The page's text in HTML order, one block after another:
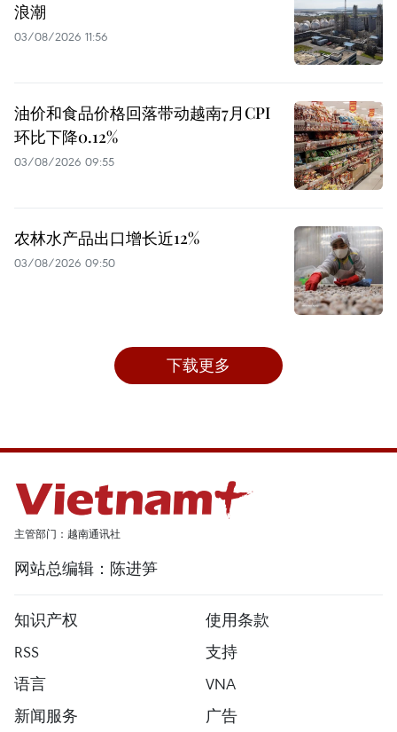
浪潮
03/08/2026 11:56
油价和食品价格回落带动越南7月CPI
环比下降0.12%
03/08/2026 09:55
农林水产品出口增长近12%
03/08/2026 09:50
下载更多
主管部门：越南通讯社
网站总编辑：陈进笋
知识产权
使用条款
RSS
支持
语言
VNA
新闻服务
广告